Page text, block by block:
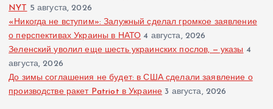
NYT 5 августа, 2026
«Никогда не вступим»: Залужный сделал громкое заявление
о перспективах Украины в НАТО 4 августа, 2026
Зеленский уволил еще шесть украинских послов, — указы 4
августа, 2026
До зимы соглашения не будет: в США сделали заявление о
производстве ракет Patriot в Украине 3 августа, 2026